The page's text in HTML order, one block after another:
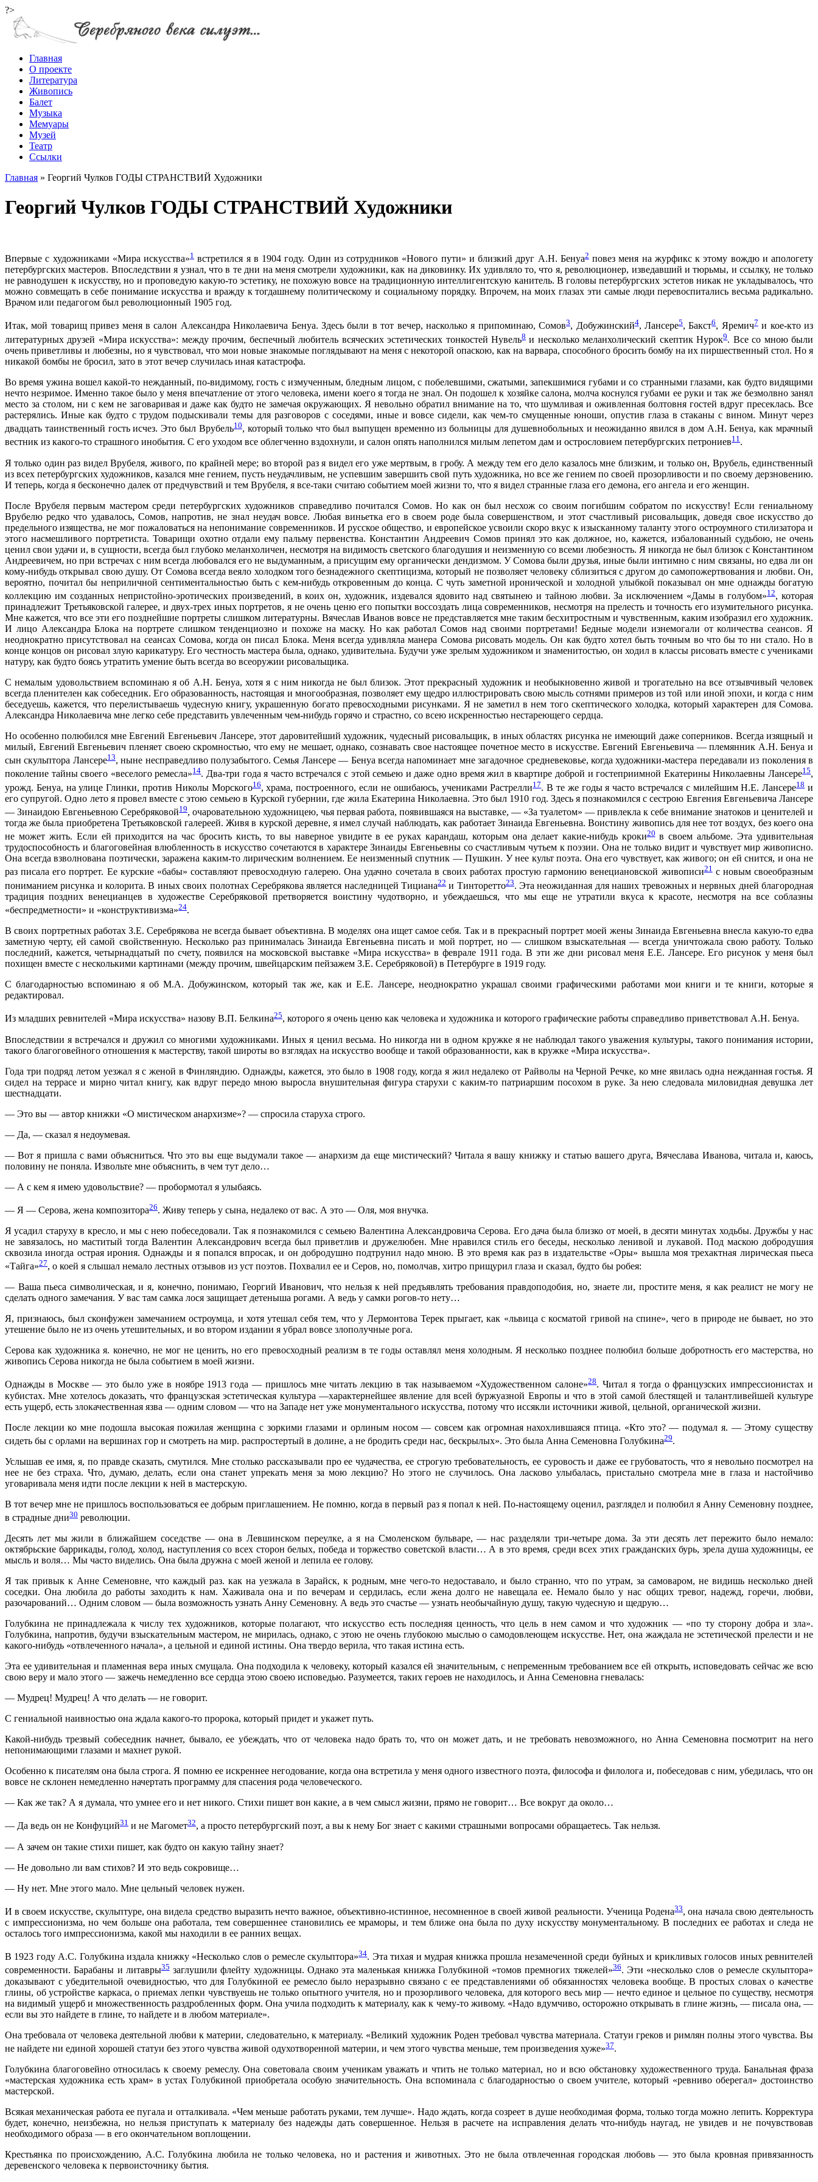
?>
Главная
О проекте
Литература
Живопись
Балет
Музыка
Мемуары
Музей
Театр
Ссылки
Главная » Георгий Чулков ГОДЫ СТРАНСТВИЙ Художники
Георгий Чулков ГОДЫ СТРАНСТВИЙ Художники
Впервые с художниками «Мира искусства»1 встретился я в 1904 году. Один из сотрудников «Нового пути» и близкий друг А.Н. Бенуа2повез меня на журфикс к этому вождю и апологету
петербургских мастеров. Впоследствии я узнал, что в те дни на меня смотрели художники, как на диковинку. Их удивляло то, что я, революционер, изведавший и тюрьмы, и ссылку, не только
не равнодушен к искусству, но и проповедую какую-то эстетику, не похожую вовсе на традиционную интеллигентскую канитель. В головы петербургских эстетов никак не укладывалось, что
можно совмещать в себе понимание искусства и вражду к тогдашнему политическому и социальному порядку. Впрочем, на моих глазах эти самые люди перевоспитались весьма радикально.
Врачом или педагогом был революционный 1905 год.
Итак, мой товарищ привез меня в салон Александра Николаевича Бенуа. Здесь были в тот вечер, насколько я припоминаю, Сомов3, Добужинский4, Лансере5, Бакст6, Яремич7и кое-кто из
литературных друзей «Мира искусства»: между прочим, беспечный любитель всяческих эстетических тонкостей Нувель8и несколько меланхолический скептик Нурок9. Все со мною были
очень приветливы и любезны, но я чувствовал, что мои новые знакомые поглядывают на меня с некоторой опаскою, как на варвара, способного бросить бомбу на их пиршественный стол. Но я
никакой бомбы не бросил, зато в этот вечер случилась иная катастрофа.
Во время ужина вошел какой-то нежданный, по-видимому, гость с измученным, бледным лицом, с побелевшими, сжатыми, запекшимися губами и со странными глазами, как будто видящими
нечто незримое. Именно такое было у меня впечатление от этого человека, имени коего я тогда не знал. Он подошел к хозяйке салона, молча коснулся губами ее руки и так же безмолвно занял
место за столом, ни с кем не заговаривая и даже как будто не замечая окружающих. Я невольно обратил внимание на то, что шумливая и оживленная болтовня гостей вдруг пресеклась. Все
растерялись. Иные как будто с трудом подыскивали темы для разговоров с соседями, иные и вовсе сидели, как чем-то смущенные юноши, опустив глаза в стаканы с вином. Минут через
двадцать таинственный гость исчез. Это был Врубель10, который только что был выпущен временно из больницы для душевнобольных и неожиданно явился в дом А.Н. Бенуа, как мрачный
вестник из какого-то страшного инобытия. С его уходом все облегченно вздохнули, и салон опять наполнился милым лепетом дам и острословием петербургских петрониев11.
Я только один раз видел Врубеля, живого, по крайней мере; во второй раз я видел его уже мертвым, в гробу. А между тем его дело казалось мне близким, и только он, Врубель, единственный
из всех петербургских художников, казался мне гением, пусть неудачливым, не успевшим завершить свой путь художника, но все же гением по своей прозорливости и по своему дерзновению.
И теперь, когда я бесконечно далек от предчувствий и тем Врубеля, я все-таки считаю событием моей жизни то, что я видел странные глаза его демона, его ангела и его женщин.
После Врубеля первым мастером среди петербургских художников справедливо почитался Сомов. Но как он был несхож со своим погибшим собратом по искусству! Если гениальному
Врубелю редко что удавалось, Сомов, напротив, не знал неудач вовсе. Любая виньетка его в своем роде была совершенством, и этот счастливый рисовальщик, доведя свое искусство до
предельного изящества, не мог пожаловаться на непонимание современников. И русское общество, и европейское усвоили скоро вкус к изысканному таланту этого остроумного стилизатора и
этого насмешливого портретиста. Товарищи охотно отдали ему пальму первенства. Константин Андреевич Сомов принял это как должное, но, кажется, избалованный судьбою, не очень
ценил свои удачи и, в сущности, всегда был глубоко меланхоличен, несмотря на видимость светского благодушия и неизменную со всеми любезность. Я никогда не был близок с Константином
Андреевичем, но при встречах с ним всегда любовался его не выдуманным, а присущим ему органически дендизмом. У Сомова были друзья, иные были интимно с ним связаны, но едва ли он
кому-нибудь открывал свою душу. От Сомова всегда веяло холодком того безнадежного скептицизма, который не позволяет человеку сблизиться с другом до самопожертвования и любви. Он,
вероятно, почитал бы неприличной сентиментальностью быть с кем-нибудь откровенным до конца. С чуть заметной иронической и холодной улыбкой показывал он мне однажды богатую
коллекцию им созданных непристойно-эротических произведений, в коих он, художник, издевался ядовито над святынею и тайною любви. За исключением «Дамы в голубом»12, которая
принадлежит Третьяковской галерее, и двух-трех иных портретов, я не очень ценю его попытки воссоздать лица современников, несмотря на прелесть и точность его изумительного рисунка.
Мне кажется, что все эти его позднейшие портреты слишком литературны. Вячеслав Иванов вовсе не представляется мне таким бесхитростным и чувственным, каким изобразил его художник.
И лицо Александра Блока на портрете слишком тенденциозно и похоже на маску. Но как работал Сомов над своими портретами! Бедные модели изнемогали от количества сеансов. Я
неоднократно присутствовал на сеансах Сомова, когда он писал Блока. Меня всегда удивляла манера Сомова рисовать модель. Он как будто хотел быть точным во что бы то ни стало. Но в
конце концов он рисовал злую карикатуру. Его честность мастера была, однако, удивительна. Будучи уже зрелым художником и знаменитостью, он ходил в классы рисовать вместе с учениками
натуру, как будто боясь утратить умение быть всегда во всеоружии рисовальщика.
С немалым удовольствием вспоминаю я об А.Н. Бенуа, хотя я с ним никогда не был близок. Этот прекрасный художник и необыкновенно живой и трогательно на все отзывчивый человек
всегда пленителен как собеседник. Его образованность, настоящая и многообразная, позволяет ему щедро иллюстрировать свою мысль сотнями примеров из той или иной эпохи, и когда с ним
беседуешь, кажется, что перелистываешь чудесную книгу, украшенную богато превосходными рисунками. Я не заметил в нем того скептического холодка, который характерен для Сомова.
Александра Николаевича мне легко себе представить увлеченным чем-нибудь горячо и страстно, со всею искренностью нестареющего сердца.
Но особенно полюбился мне Евгений Евгеньевич Лансере, этот даровитейший художник, чудесный рисовальщик, в иных областях рисунка не имеющий даже соперников. Всегда изящный и
милый, Евгений Евгеньевич пленяет своею скромностью, что ему не мешает, однако, сознавать свое настоящее почетное место в искусстве. Евгений Евгеньевича — племянник А.Н. Бенуа и
сын скульптора Лансере13, ныне несправедливо полузабытого. Семья Лансере — Бенуа всегда напоминает мне загадочное средневековье, когда художники-мастера передавали из поколения в
поколение тайны своего «веселого ремесла»14. Два-три года я часто встречался с этой семьею и даже одно время жил в квартире доброй и гостеприимной Екатерины Николаевны Лансере15,
урожд. Бенуа, на улице Глинки, против Николы Морского16, храма, построенного, если не ошибаюсь, учениками Растрелли17. В те же годы я часто встречался с милейшим Н.Е. Лансере18и
его супругой. Одно лето я провел вместе с этою семьею в Курской губернии, где жила Екатерина Николаевна. Это был 1910 год. Здесь я познакомился с сестрою Евгения Евгеньевича Лансере
— Зинаидою Евгеньевною Серебряковой19, очаровательною художницею, чья первая работа, появившаяся на выставке, — «За туалетом» — привлекла к себе внимание знатоков и ценителей и
тогда же была приобретена Третьяковской галереей. Живя в курской деревне, я имел случай наблюдать, как работает Зинаида Евгеньевна. Воистину живопись для нее тот воздух, без коего она
не может жить. Если ей приходится на час бросить кисть, то вы наверное увидите в ее руках карандаш, которым она делает какие-нибудь кроки20в своем альбоме. Эта удивительная
трудоспособность и благоговейная влюбленность в искусство сочетаются в характере Зинаиды Евгеньевны со счастливым чутьем к поэзии. Она не только видит и чувствует мир живописно.
Она всегда взволнована поэтически, заражена каким-то лирическим волнением. Ее неизменный спутник — Пушкин. У нее культ поэта. Она его чувствует, как живого; он ей снится, и она не
раз писала его портрет. Ее курские «бабы» составляют превосходную галерею. Она удачно сочетала в своих работах простую гармонию венециановской живописи21с новым своеобразным
пониманием рисунка и колорита. В иных своих полотнах Серебрякова является наследницей Тициана22 и Тинторетто23. Эта неожиданная для наших тревожных и нервных дней благородная
традиция поздних венецианцев в художестве Серебряковой претворяется воистину чудотворно, и убеждаешься, что мы еще не утратили вкуса к красоте, несмотря на все соблазны
«беспредметности» и «конструктивизма»24.
В своих портретных работах З.Е. Серебрякова не всегда бывает объективна. В моделях она ищет самое себя. Так и в прекрасный портрет моей жены Зинаида Евгеньевна внесла какую-то едва
заметную черту, ей самой свойственную. Несколько раз принималась Зинаида Евгеньевна писать и мой портрет, но — слишком взыскательная — всегда уничтожала свою работу. Только
последний, кажется, четырнадцатый по счету, появился на московской выставке «Мира искусства» в феврале 1911 года. В эти же дни рисовал меня Е.Е. Лансере. Его рисунок у меня был
похищен вместе с несколькими картинами (между прочим, швейцарским пейзажем З.Е. Серебряковой) в Петербурге в 1919 году.
С благодарностью вспоминаю я об М.А. Добужинском, который так же, как и Е.Е. Лансере, неоднократно украшал своими графическими работами мои книги и те книги, которые я
редактировал.
Из младших ревнителей «Мира искусства» назову В.П. Белкина25, которого я очень ценю как человека и художника и которого графические работы справедливо приветствовал А.Н. Бенуа.
Впоследствии я встречался и дружил со многими художниками. Иных я ценил весьма. Но никогда ни в одном кружке я не наблюдал такого уважения культуры, такого понимания истории,
такого благоговейного отношения к мастерству, такой широты во взглядах на искусство вообще и такой образованности, как в кружке «Мира искусства».
Года три подряд летом уезжал я с женой в Финляндию. Однажды, кажется, это было в 1908 году, когда я жил недалеко от Райволы на Черной Речке, ко мне явилась одна нежданная гостья. Я
сидел на террасе и мирно читал книгу, как вдруг передо мною выросла внушительная фигура старухи с каким-то патриаршим посохом в руке. За нею следовала миловидная девушка лет
шестнадцати.
— Это вы — автор книжки «О мистическом анархизме»? — спросила старуха строго.
— Да, — сказал я недоумевая.
— Вот я пришла с вами объясниться. Что это вы еще выдумали такое — анархизм да еще мистический? Читала я вашу книжку и статью вашего друга, Вячеслава Иванова, читала и, каюсь,
половину не поняла. Извольте мне объяснить, в чем тут дело…
— А с кем я имею удовольствие? — пробормотал я улыбаясь.
— Я — Серова, жена композитора26. Живу теперь у сына, недалеко от вас. А это — Оля, моя внучка.
Я усадил старуху в кресло, и мы с нею побеседовали. Так я познакомился с семьею Валентина Александровича Серова. Его дача была близко от моей, в десяти минутах ходьбы. Дружбы у нас
не завязалось, но маститый тогда Валентин Александрович всегда был приветлив и дружелюбен. Мне нравился стиль его беседы, несколько ленивой и лукавой. Под маскою добродушия
сквозила иногда острая ирония. Однажды и я попался впросак, и он добродушно подтрунил надо мною. В это время как раз в издательстве «Оры» вышла моя трехактная лирическая пьеса
«Тайга»27, о коей я слышал немало лестных отзывов из уст поэтов. Похвалил ее и Серов, но, помолчав, хитро прищурил глаза и сказал, будто бы робея:
— Ваша пьеса символическая, и я, конечно, понимаю, Георгий Иванович, что нельзя к ней предъявлять требования правдоподобия, но, знаете ли, простите меня, я как реалист не могу не
сделать одного замечания. У вас там самка лося защищает детеныша рогами. А ведь у самки рогов-то нету…
Я, признаюсь, был сконфужен замечанием остроумца, и хотя утешал себя тем, что у Лермонтова Терек прыгает, как «львица с косматой гривой на спине», чего в природе не бывает, но это
утешение было не из очень утешительных, и во втором издании я убрал вовсе злополучные рога.
Серова как художника я. конечно, не мог не ценить, но его превосходный реализм в те годы оставлял меня холодным. Я несколько позднее полюбил больше добротность его мастерства, но
живопись Серова никогда не была событием в моей жизни.
Однажды в Москве — это было уже в ноябре 1913 года — пришлось мне читать лекцию в так называемом «Художественном салоне»28. Читал я тогда о французских импрессионистах и
кубистах. Мне хотелось доказать, что французская эстетическая культура —характернейшее явление для всей буржуазной Европы и что в этой самой блестящей и талантливейшей культуре
есть ущерб, есть злокачественная язва — одним словом — что на Западе нет уже монументального искусства, потому что иссякли источники живой, цельной, органической жизни.
После лекции ко мне подошла высокая пожилая женщина с зоркими глазами и орлиным носом — совсем как огромная нахохлившаяся птица. «Кто это? — подумал я. — Этому существу
сидеть бы с орлами на вершинах гор и смотреть на мир. распростертый в долине, а не бродить среди нас, бескрылых». Это была Анна Семеновна Голубкина29.
Услышав ее имя, я, по правде сказать, смутился. Мне столько рассказывали про ее чудачества, ее строгую требовательность, ее суровость и даже ее грубоватость, что я невольно посмотрел на
нее не без страха. Что, думаю, делать, если она станет упрекать меня за мою лекцию? Но этого не случилось. Она ласково улыбалась, пристально смотрела мне в глаза и настойчиво
уговаривала меня идти после лекции к ней в мастерскую.
В тот вечер мне не пришлось воспользоваться ее добрым приглашением. Не помню, когда в первый раз я попал к ней. По-настоящему оценил, разглядел и полюбил я Анну Семеновну позднее,
в страдные дни30 революции.
Десять лет мы жили в ближайшем соседстве — она в Левшинском переулке, а я на Смоленском бульваре, — нас разделяли три-четыре дома. За эти десять лет пережито было немало:
октябрьские баррикады, голод, холод, наступления со всех сторон белых, победа и торжество советской власти… А в это время, среди всех этих гражданских бурь, зрела душа художницы, ее
мысль и воля… Мы часто виделись. Она была дружна с моей женой и лепила ее голову.
Я так привык к Анне Семеновне, что каждый раз. как на уезжала в Зарайск, к родным, мне чего-то недоставало, и было странно, что по утрам, за самоваром, не видишь несколько дней
соседки. Она любила до работы заходить к нам. Хаживала она и по вечерам и сердилась, если жена долго не навещала ее. Немало было у нас общих тревог, надежд, горечи, любви,
разочарований… Одним словом — была возможность узнать Анну Семеновну. А ведь это счастье — узнать необычайную душу, такую чудесную и щедрую…
Голубкина не принадлежала к числу тех художников, которые полагают, что искусство есть последняя ценность, что цель в нем самом и что художник — «по ту сторону добра и зла».
Голубкина, напротив, будучи взыскательным мастером, не мирилась, однако, с этою не очень глубокою мыслью о самодовлеющем искусстве. Нет, она жаждала не эстетической прелести и не
какого-нибудь «отвлеченного начала», а цельной и единой истины. Она твердо верила, что такая истина есть.
Эта ее удивительная и пламенная вера иных смущала. Она подходила к человеку, который казался ей значительным, с непременным требованием все ей открыть, исповедовать сейчас же всю
свою веру и мало этого — зажечь немедленно все сердца этою своею исповедью. Разумеется, таких героев не находилось, и Анна Семеновна гневалась:
— Мудрец! Мудрец! А что делать — не говорит.
С гениальной наивностью она ждала какого-то пророка, который придет и укажет путь.
Какой-нибудь трезвый собеседник начнет, бывало, ее убеждать, что от человека надо брать то, что он может дать, и не требовать невозможного, но Анна Семеновна посмотрит на него
непонимающими глазами и махнет рукой.
Особенно к писателям она была строга. Я помню ее искреннее негодование, когда она встретила у меня одного известного поэта, философа и филолога и, побеседовав с ним, убедилась, что он
вовсе не склонен немедленно начертать программу для спасения рода человеческого.
— Как же так? А я думала, что умнее его и нет никого. Стихи пишет вон какие, а в чем смысл жизни, прямо не говорит… Все вокруг да около…
— Да ведь он не Конфуций31 и не Магомет32, а просто петербургский поэт, а вы к нему Бог знает с какими страшными вопросами обращаетесь. Так нельзя.
— А зачем он такие стихи пишет, как будто он какую тайну знает?
— Не довольно ли вам стихов? И это ведь сокровище…
— Ну нет. Мне этого мало. Мне цельный человек нужен.
И в своем искусстве, скульптуре, она видела средство выразить нечто важное, объективно-истинное, несомненное в своей живой реальности. Ученица Родена33, она начала свою деятельность
с импрессионизма, но чем больше она работала, тем совершеннее становились ее мраморы, и тем ближе она была по духу искусству монументальному. В последних ее работах и следа не
осталось того импрессионизма, какой мы находили в ее ранних вещах.
В 1923 году А.С. Голубкина издала книжку «Несколько слов о ремесле скульптора»34. Эта тихая и мудрая книжка прошла незамеченной среди буйных и крикливых голосов иных ревнителей
современности. Барабаны и литавры35заглушили флейту художницы. Однако эта маленькая книжка Голубкиной «томов премногих тяжелей»36. Эти «несколько слов о ремесле скульптора»
доказывают с убедительной очевидностью, что для Голубкиной ее ремесло было неразрывно связано с ее представлениями об обязанностях человека вообще. В простых словах о качестве
глины, об устройстве каркаса, о приемах лепки чувствуешь не только опытного учителя, но и прозорливого человека, для которого весь мир — нечто единое и цельное по существу, несмотря
на видимый ущерб и множественность раздробленных форм. Она учила подходить к материалу, как к чему-то живому. «Надо вдумчиво, осторожно открывать в глине жизнь, — писала она, —
если вы это найдете в глине, то найдете и в любом материале».
Она требовала от человека деятельной любви к материи, следовательно, к материалу. «Великий художник Роден требовал чувства материала. Статуи греков и римлян полны этого чувства. Вы
не найдете ни единой хорошей статуи без этого чувства живой одухотворенной материи, и чем этого чувства меньше, тем произведения хуже»37.
Голубкина благоговейно относилась к своему ремеслу. Она советовала своим ученикам уважать и чтить не только материал, но и всю обстановку художественного труда. Банальная фраза
«мастерская художника есть храм» в устах Голубкиной приобретала особую значительность. Она вспоминала с благодарностью о своем учителе, который «ревниво оберегал» достоинство
мастерской.
Всякая механическая работа ее пугала и отталкивала. «Чем меньше работать руками, тем лучше». Надо ждать, когда созреет в душе необходимая форма, только тогда можно лепить. Корректура
будет, конечно, неизбежна, но нельзя приступать к материалу без надежды дать совершенное. Нельзя в расчете на исправления делать что-нибудь наугад, не увидев и не почувствовав
необходимого образа — в его окончательном воплощении.
Крестьянка по происхождению, А.С. Голубкина любила не только человека, но и растения и животных. Это не была отвлеченная городская любовь — это была кровная привязанность
деревенского человека к первоисточнику бытия.